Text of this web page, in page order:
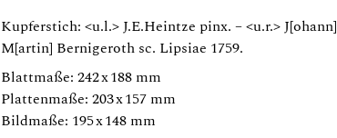
Kupferstich: <u.l.> J.E.Heintze pinx. – <u.r.> J[ohann]
M[artin] Bernigeroth sc. Lipsiae 1759.
Blattmaße: 242 x 188 mm
Plattenmaße: 203 x 157 mm
Bildmaße: 195 x 148 mm